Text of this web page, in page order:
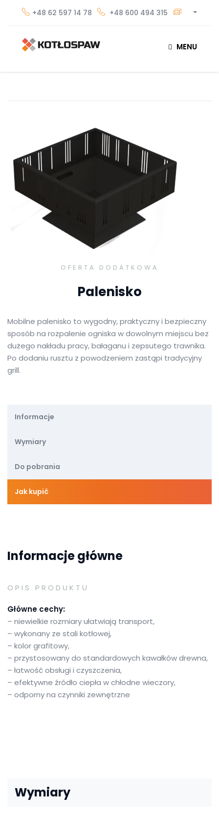
+48 62 597 14 78 +48 600 494 315
MENU
OFERTA DODATKOWA
Palenisko
Mobilne palenisko to wygodny, praktyczny i bezpieczny
sposób na rozpalenie ogniska w dowolnym miejscu bez
dużego nakładu pracy, bałaganu i zepsutego trawnika.
Po dodaniu rusztu z powodzeniem zastąpi tradycyjny
grill.
Informacje
Wymiary
Do pobrania
Jak kupić
Informacje główne
OPIS PRODUKTU
Główne cechy:
– niewielkie rozmiary ułatwiają transport,
– wykonany ze stali kotłowej,
– kolor grafitowy,
– przystosowany do standardowych kawałków drewna,
– łatwość obsługi i czyszczenia,
– efektywne źródło ciepła w chłodne wieczory,
– odporny na czynniki zewnętrzne
Wymiary